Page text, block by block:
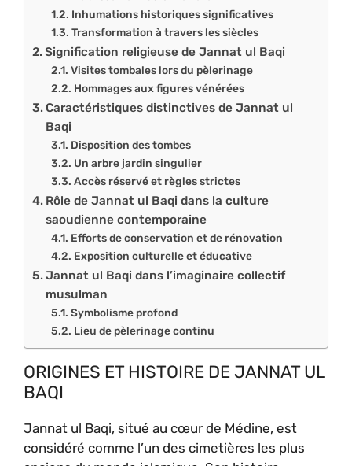
Inhumations historiques significatives
Transformation à travers les siècles
Signification religieuse de Jannat ul Baqi
Visites tombales lors du pèlerinage
Hommages aux figures vénérées
Caractéristiques distinctives de Jannat ul
Baqi
Disposition des tombes
Un arbre jardin singulier
Accès réservé et règles strictes
Rôle de Jannat ul Baqi dans la culture
saoudienne contemporaine
Efforts de conservation et de rénovation
Exposition culturelle et éducative
Jannat ul Baqi dans l’imaginaire collectif
musulman
Symbolisme profond
Lieu de pèlerinage continu
ORIGINES ET HISTOIRE DE JANNAT UL
BAQI
Jannat ul Baqi, situé au cœur de Médine, est
considéré comme l’un des cimetières les plus